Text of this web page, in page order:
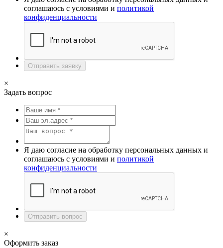
соглашаюсь с условиями и политикой
конфиденциальности
Отправить заявку
×
Задать вопрос
Я даю согласие на обработку персональных данных и
соглашаюсь с условиями и политикой
конфиденциальности
Отправить вопрос
×
Оформить заказ